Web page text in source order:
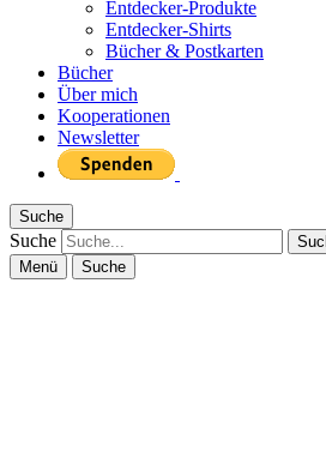
Entdecker-Produkte
Entdecker-Shirts
Bücher & Postkarten
Bücher
Über mich
Kooperationen
Newsletter
Suche
Suche
Menü Suche